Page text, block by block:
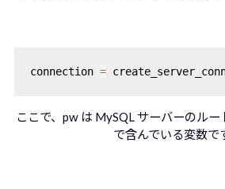
connection =
ここで、pw は MySQL サーバーのルー
で含んでいる変数で